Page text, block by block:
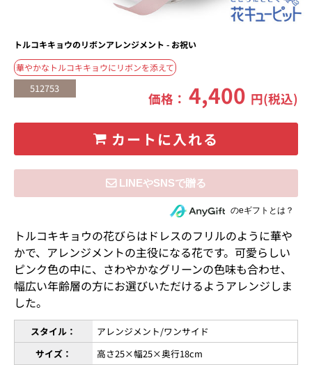
トルコキキョウのリボンアレンジメント - お祝い
華やかなトルコキキョウにリボンを添えて
512753
価格：4,400 円(税込)
カートに入れる
住所を知らない相手にeギフトで贈るのeギフトとは？
トルコキキョウの花びらはドレスのフリルのように華や
かで、アレンジメントの主役になる花です。可愛らしい
ピンク色の中に、さわやかなグリーンの色味も合わせ、
幅広い年齢層の方にお選びいただけるようアレンジしま
した。
スタイル：
アレンジメント/ワンサイド
サイズ：
高さ25×幅25×奥行18cm